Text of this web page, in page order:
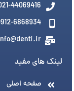
44069416
6868934
لینک های مفید
صفحه اصلی